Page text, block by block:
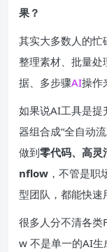
果？
其实大多数人的忙
整理素材、批量处
据、多步骤AI操作
如果说AI工具是提
器组合成“全自动
做到零代码、高灵
nflow ，不管是
型团队，都能快速
很多人分不清各
w 不是单一的AI生